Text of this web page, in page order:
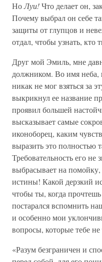
НоЛуи!Что делает он,
Почему выбрал он себе
защиты от глупцов и
отдал, чтобы узнать, кто
Друг мой Эмиль, мне
должником. Во имя неба,
никак не мог взяться за
выкрикнул ее название
проявил большей
высказывает самые
иконоборец, каким
выразить это полностью
Требовательность его не
выбрасывает на
истины! Какой дерзкий
чтобы ты, когда
постарался вспомнить
и особенно мои
вопросы, которые тебе
«Разум безграничен и